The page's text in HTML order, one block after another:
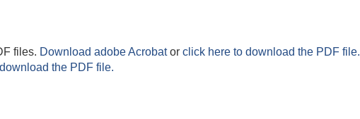
files. Download adobe Acrobator click here to download the PDF file.
the PDF file.